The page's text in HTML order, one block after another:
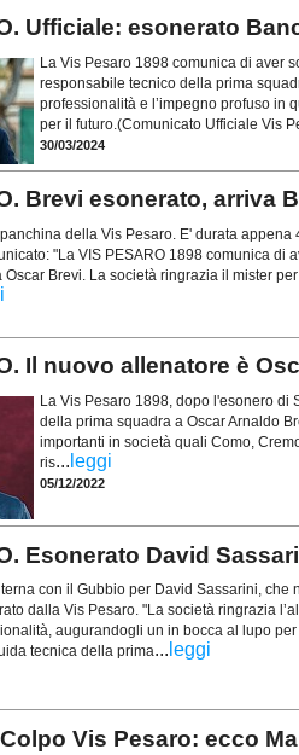
Ufficiale: esonerato
La Vis Pesaro 1898 comunica di aver
responsabile tecnico della prima
professionalità e l’impegno profuso in
per il futuro.(Comunicato Ufficiale Vis
30/03/2024
Brevi esonerato, arriva
della Vis Pesaro. E' durata
"La VIS PESARO 1898 comunica di
Brevi. La società ringrazia il mister
Il nuovo allenatore è
La Vis Pesaro 1898, dopo l'esonero di
della prima squadra a Oscar Arnaldo
importanti in società quali Como,
ris... leggi
05/12/2022
Esonerato David
con il Gubbio per David Sassarini, che
dalla Vis Pesaro. "La società ringrazia
augurandogli un in bocca al lupo
tecnica della prima... leggi
Colpo Vis Pesaro: ecco